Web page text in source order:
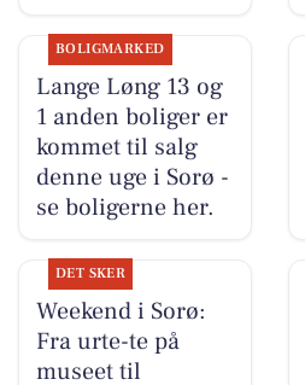
BOLIGMARKED
Lange Løng 13 og
1 anden boliger er
kommet til salg
denne uge i Sorø -
se boligerne her.
DET SKER
Weekend i Sorø:
Fra urte-te på
museet til